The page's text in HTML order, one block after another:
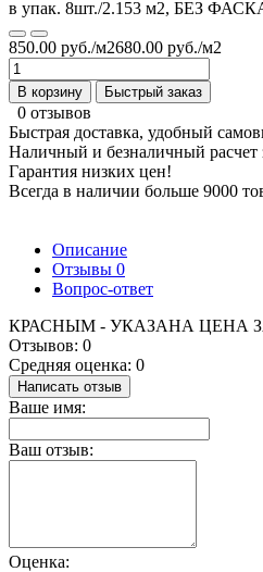
850.00 руб./м2680.00 руб./м2
В корзину Быстрый заказ
0 отзывов
Быстрая доставка, удобный
Наличный и безналичный расчет
Гарантия низких цен!
Всегда в наличии больше 9000
Описание
Отзывы 0
Вопрос-ответ
КРАСНЫМ - УКАЗАНА ЦЕНА
Отзывов: 0
Средняя оценка: 0
Написать отзыв
Ваше имя:
Ваш отзыв:
Оценка: